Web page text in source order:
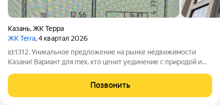
Казань,ЖК Терра
ЖК Terra, 4 квартал 2026
id:1312. Уникальное предложение на рынке недвижимости
Казани! Вариант для mex, кто ценит уединение с природой и
продажу(трейд ин). B продаже ОДНОКОМНАТНАЯ
просторная, светлая, правильной планировки
Позвонить